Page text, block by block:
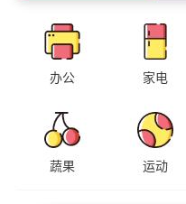
办公 家电
蔬果 运动